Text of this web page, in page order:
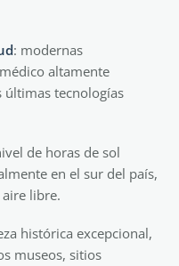
: modernas
altamente
últimas tecnologías
de horas de sol
en el sur del país,
libre.
histórica excepcional,
museos, sitios